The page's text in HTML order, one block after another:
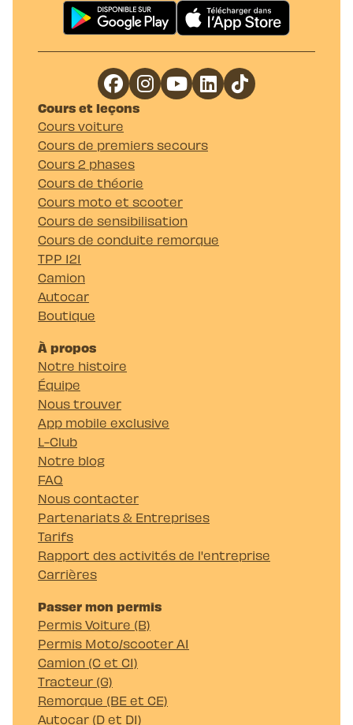
Cours et leçons
Cours voiture
Cours de premiers secours
Cours 2 phases
Cours de théorie
Cours moto et scooter
Cours de sensibilisation
Cours de conduite remorque
TPP 121
Camion
Autocar
Boutique
À propos
Notre histoire
Équipe
Nous trouver
App mobile exclusive
L-Club
Notre blog
FAQ
Nous contacter
Partenariats & Entreprises
Tarifs
Rapport des activités de l'entreprise
Carrières
Passer mon permis
Permis Voiture (B)
Permis Moto/scooter A1
Camion (C et C1)
Tracteur (G)
Remorque (BE et CE)
Autocar (D et D1)